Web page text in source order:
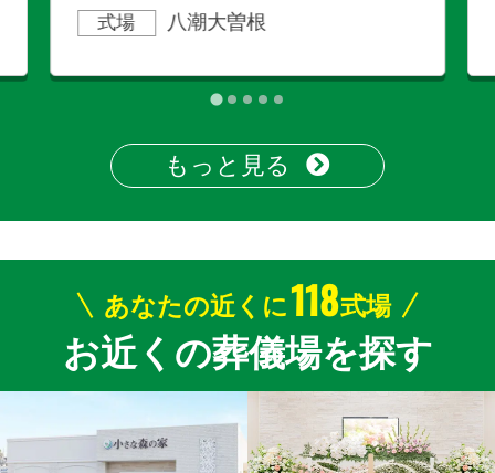
式場 八潮大曽根
もっと見る
あなたの近くに118式場
お近くの葬儀場を探す